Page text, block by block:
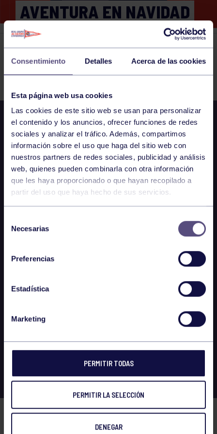
Consentimiento Detalles Acerca de las cookies
Esta página web usa cookies
Las cookies de este sitio web se usan para personalizar
el contenido y los anuncios, ofrecer funciones de redes
sociales y analizar el tráfico. Además, compartimos
información sobre el uso que haga del sitio web con
nuestros partners de redes sociales, publicidad y análisis
web, quienes pueden combinarla con otra información
que les haya proporcionado o que hayan recopilado a
partir del uso que haya hecho de sus servicios.
Necesarias
Preferencias
Estadística
Marketing
PERMITIR TODAS
PERMITIR LA SELECCIÓN
DENEGAR
AVENTURA EN NAVIDAD
Comparte